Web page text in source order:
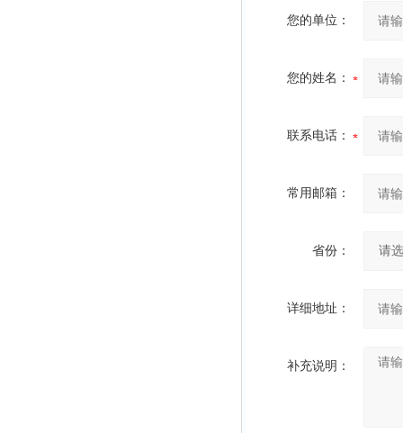
您的单位：
您的姓名：
联系电话：
常用邮箱：
省份：
详细地址：
补充说明：